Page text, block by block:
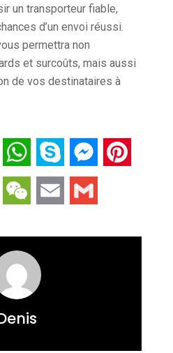
un transporteur fiable,
d’un envoi réussi.
permettra non
et surcoûts, mais aussi
de vos destinataires à
Twitter WhatsApp
Skype Messenger
LinkedInWeChat Email